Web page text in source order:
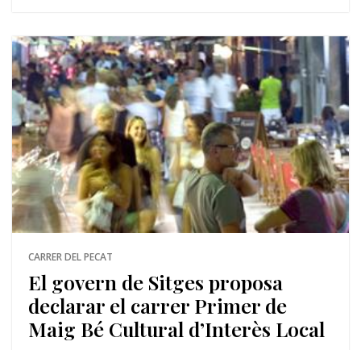
CARRER DEL PECAT
El govern de Sitges proposa
declarar el carrer Primer de
Maig Bé Cultural d’Interès Local